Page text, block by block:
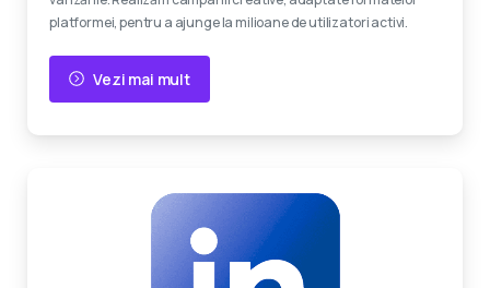
platformei, pentru a ajunge la milioane de utilizatori activi.
Vezi mai mult